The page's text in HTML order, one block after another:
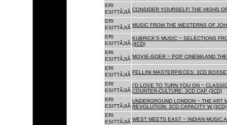
ERI
ESITTÃJIÃ CONSIDER YOURSELF! THE HIGHS
ERI
ESITTÃJIÃ MUSIC FROM THE WESTERNS OF
ERI
ESITTÃJIÃ
KUBRICK'S MUSIC ~ SELECTIONS
(4CD)
ERI
ESITTÃJIÃ MOVIE-GOER ~ POP CINEMA AND
ERI
ESITTÃJIÃ FELLINI MASTERPIECES: 3CD
ERI
ESITTÃJIÃ
I'D LOVE TO TURN YOU ON ~
COUNTER-CULTURE: 3CD CAP (3CD)
ERI
ESITTÃJIÃ
UNDERGROUND LONDON ~ THE ART
REVOLUTION: 3CD CAPACITY W (3CD)
ERI
ESITTÃJIÃ WEST MEETS EAST ~ INDIAN MUSIC